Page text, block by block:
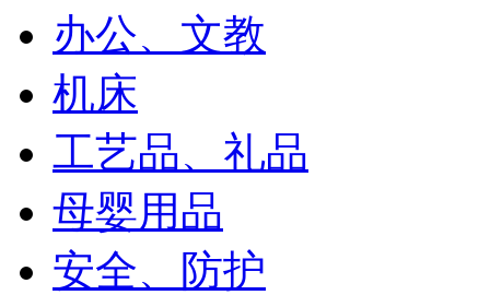
办公、文教
机床
工艺品、礼品
母婴用品
安全、防护